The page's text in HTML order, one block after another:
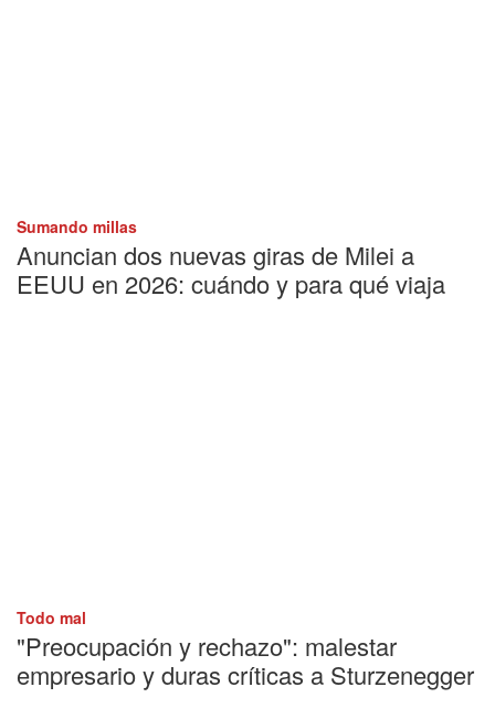
Sumando millas
Anuncian dos nuevas giras de Milei a
EEUU en 2026: cuándo y para qué viaja
Todo mal
"Preocupación y rechazo": malestar
empresario y duras críticas a Sturzenegger